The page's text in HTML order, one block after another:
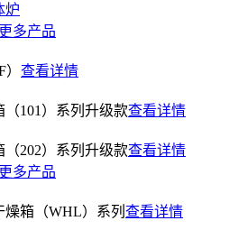
炉
多产品
查看详情
（101）系列升级款查看详情
（202）系列升级款查看详情
多产品
燥箱（WHL）系列 查看详情